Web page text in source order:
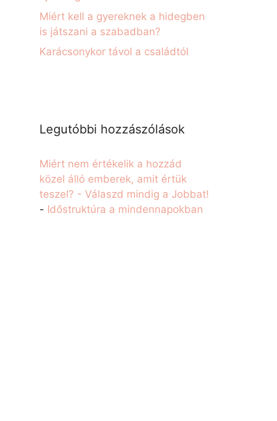
Miért kell a gyereknek a hidegben
is játszani a szabadban?
Karácsonykor távol a családtól
Legutóbbi hozzászólások
Miért nem értékelik a hozzád
közel álló emberek, amit értük
teszel? - Válaszd mindig a Jobbat!
- Időstruktúra a mindennapokban